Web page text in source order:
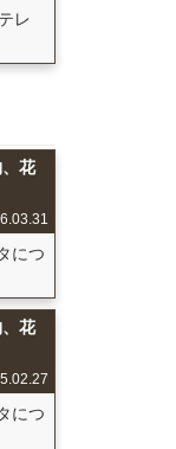
レ
花
につ
花
につ